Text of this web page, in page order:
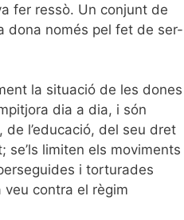
fer ressò. Un conjunt de
dona només pel fet de ser-
la situació de les dones
dia a dia, i són
l’educació, del seu dret
limiten els moviments
i torturades
veu contra el règim